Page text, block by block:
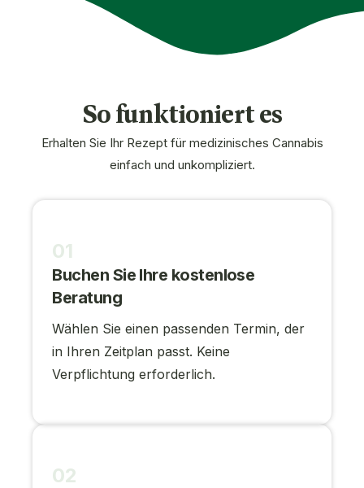
So funktioniert es
Erhalten Sie Ihr Rezept für medizinisches Cannabis
einfach und unkompliziert.
01
Buchen Sie Ihre kostenlose
Beratung
Wählen Sie einen passenden Termin, der
in Ihren Zeitplan passt. Keine
Verpflichtung erforderlich.
02